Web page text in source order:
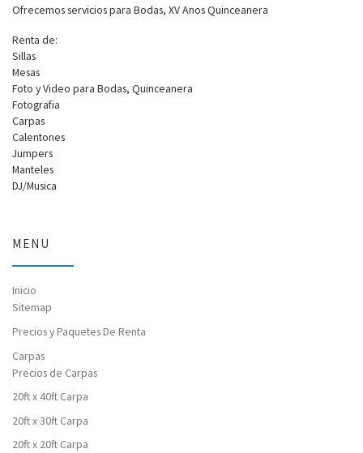
Ofrecemos servicios para Bodas, XV Anos Quinceanera
Renta de:
Sillas
Mesas
Foto y Video para Bodas, Quinceanera
Fotografia
Carpas
Calentones
Jumpers
Manteles
DJ/Musica
MENU
Inicio
Sitemap
Precios y Paquetes De Renta
Carpas
Precios de Carpas
20ft x 40ft Carpa
20ft x 30ft Carpa
20ft x 20ft Carpa